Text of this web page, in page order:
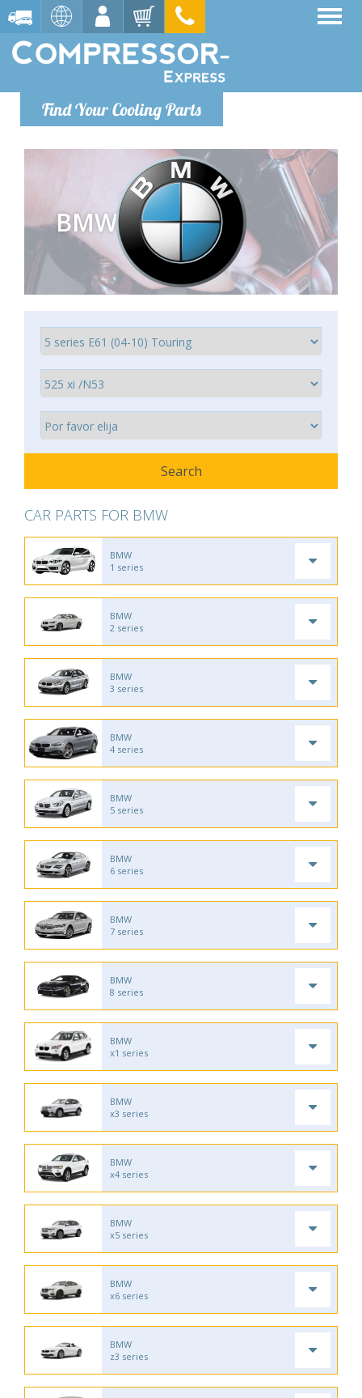
Find Your Cooling Parts
BMW
CAR PARTS FOR BMW
BMW
1 series
BMW
2 series
BMW
3 series
BMW
4 series
BMW
5 series
BMW
6 series
BMW
7 series
BMW
8 series
BMW
x1 series
BMW
x3 series
BMW
x4 series
BMW
x5 series
BMW
x6 series
BMW
z3 series